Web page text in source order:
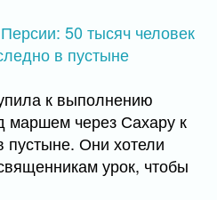
к выполнению
маршем через Сахару к
пустыне. Они хотели
урок, чтобы